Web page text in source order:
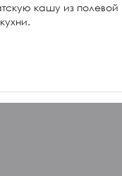
кашу из полевой
кухни.